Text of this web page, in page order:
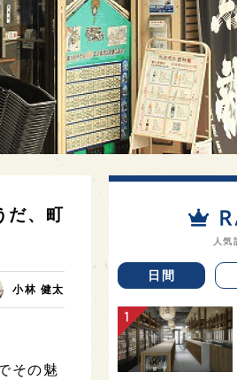
だ、町
小林 健太
その魅
人気
日間